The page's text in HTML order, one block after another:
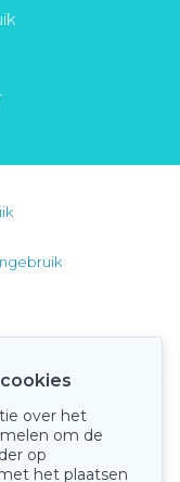
over het
om de
op
het plaatsen